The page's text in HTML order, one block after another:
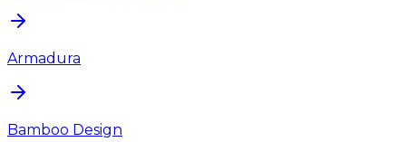
Armadura
Bamboo Design